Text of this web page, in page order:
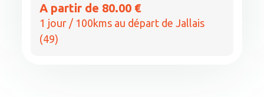
A partir de 80.00 €
1 jour / 100kms au départ de Jallais
(49)